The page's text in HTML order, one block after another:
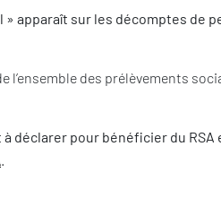
apparaît sur les décomptes de
des prélèvements
déclarer pour bénéficier du RSA
.